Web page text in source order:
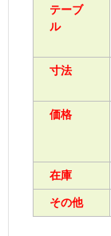
テーブ
ル
寸法
価格
在庫
その他